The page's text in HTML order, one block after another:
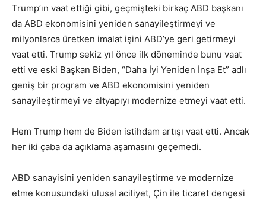
Trump’ın vaat ettiği gibi, geçmişteki birkaç ABD başkanı
da ABD ekonomisini yeniden sanayileştirmeyi ve
milyonlarca üretken imalat işini ABD’ye geri getirmeyi
vaat etti. Trump sekiz yıl önce ilk döneminde bunu vaat
etti ve eski Başkan Biden, “Daha İyi Yeniden İnşa Et” adlı
geniş bir program ve ABD ekonomisini yeniden
sanayileştirmeyi ve altyapıyı modernize etmeyi vaat etti.
Hem Trump hem de Biden istihdam artışı vaat etti. Ancak
her iki çaba da açıklama aşamasını geçemedi.
ABD sanayisini yeniden sanayileştirme ve modernize
etme konusundaki ulusal aciliyet, Çin ile ticaret dengesi